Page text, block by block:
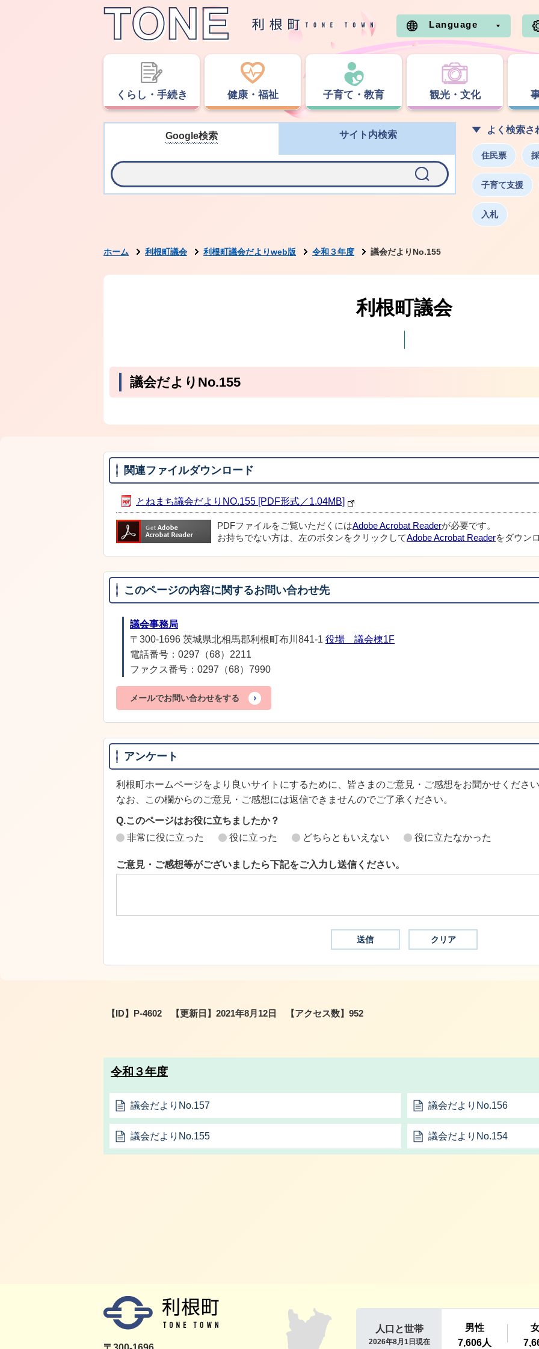
Language
くらし・手続き 健康・福祉 子育て・教育 観光・文化
Google検索 サイト内検索 よく検索さ
住民票
子育て支援
入札
ホーム 利根町議会 利根町議会だよりweb版 令和３年度 議会だよりNo.155
利根町議会
議会だよりNo.155
関連ファイルダウンロード
とねまち議会だよりNO.155 [PDF形式／1.04MB]
PDFファイルをご覧いただくにはAdobe Acrobat Readerが必要です。
お持ちでない方は、左のボタンをクリックしてAdobe Acrobat Readerをダウン
このページの内容に関するお問い合わせ先
議会事務局
〒300-1696 茨城県北相馬郡利根町布川841-1 役場 議会棟1F
電話番号：0297（68）2211
ファクス番号：0297（68）7990
メールでお問い合わせをする
アンケート
利根町ホームページをより良いサイトにするために、皆さまのご意見・ご感想をお聞かせくださ
なお、この欄からのご意見・ご感想には返信できませんのでご了承ください。
Q.このページはお役に立ちましたか？
非常に役に立った
役に立った どちらともいえない 役に立たなかった
ご意見・ご感想等がございましたら下記をご入力し送信ください。
【ID】 P-4602 【更新日】 2021年8月12日 【アクセス数】 952
令和３年度
議会だよりNo.157 議会だよりNo.156
議会だよりNo.155 議会だよりNo.154